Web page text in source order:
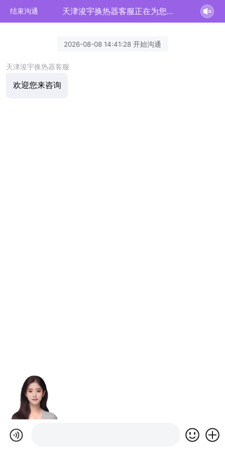
结束沟通 天津浚宇换热器客服正在为您服务
2026-08-08 14:41:28 开始沟通
天津浚宇换热器客服
欢迎您来咨询